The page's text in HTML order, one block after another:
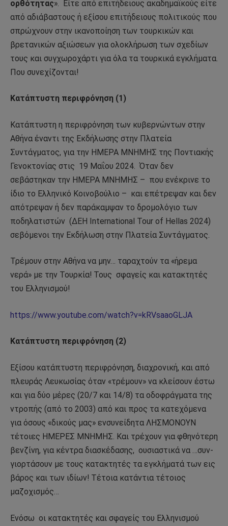
ορθότητας».
Είτε από επιτήδειους ακαδημαϊκούς είτε
από αδιάβαστους ή εξίσου επιτήδειους πολιτικούς που
σπρώχνουν στην ικανοποίηση των τουρκικών και
βρετανικών αξιώσεων για ολοκλήρωση των σχεδίων
τους και συγχωροχάρτι για όλα τα τουρκικά εγκλήματα.
Που συνεχίζονται!
Κατάπτυστη περιφρόνηση (1)
Κατάπτυστη η περιφρόνηση των κυβερνώντων στην
Αθήνα έναντι της Εκδήλωσης στην Πλατεία
Συντάγματος, για την ΗΜΕΡΑ ΜΝΗΜΗΣ της Ποντιακής
Γενοκτονίας στις 19 Μαΐου 2024. Όταν δεν
σεβάστηκαν την ΗΜΕΡΑ ΜΝΗΜΗΣ – που ενέκρινε το
ίδιο το Ελληνικό Κοινοβούλιο – και επέτρεψαν και δεν
απότρεψαν ή δεν παράκαμψαν το δρομολόγιο των
ποδηλατιστών (ΔΕΗ International Tour of Hellas 2024)
σεβόμενοι την Εκδήλωση στην Πλατεία Συντάγματος.
Τρέμουν στην Αθήνα να μην… ταραχτούν τα «ήρεμα
νερά» με την Τουρκία! Τους σφαγείς και κατακτητές
του Ελληνισμού!
https://www.youtube.com/watch?v=kRVsaaoGLJA
Κατάπτυστη περιφρόνηση (2)
Εξίσου κατάπτυστη περιφρόνηση, διαχρονική, και από
πλευράς Λευκωσίας όταν «τρέμουν» να κλείσουν έστω
και για δύο μέρες (20/7 και 14/8) τα οδοφράγματα της
ντροπής (από το 2003) από και προς τα κατεχόμενα
για όσους «δικούς μας» ενσυνείδητα ΛΗΣΜΟΝΟΥΝ
τέτοιες ΗΜΕΡΕΣ ΜΝΗΜΗΣ. Και τρέχουν για φθηνότερη
βενζίνη, για κέντρα διασκέδασης, ουσιαστικά να …συν-
γιορτάσουν με τους κατακτητές τα εγκλήματά των εις
βάρος και των ιδίων! Τέτοια κατάντια τέτοιος
μαζοχισμός…
Ενόσω οι κατακτητές και σφαγείς του Ελληνισμού